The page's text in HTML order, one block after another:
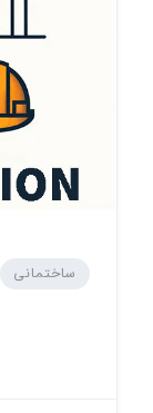
ساختمانی